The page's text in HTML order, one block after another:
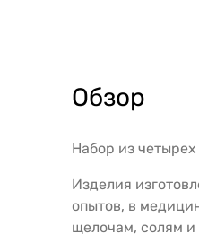
Обзор
Набор из
Изделия
опытов, в
щелочам, солям